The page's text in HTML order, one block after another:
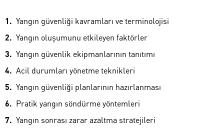
Yangın güvenliği kavramları ve terminolojisi
Yangın oluşumunu etkileyen faktörler
Yangın güvenlik ekipmanlarının tanıtımı
Acil durumları yönetme teknikleri
Yangın güvenliği planlarının hazırlanması
Pratik yangın söndürme yöntemleri
Yangın sonrası zarar azaltma stratejileri